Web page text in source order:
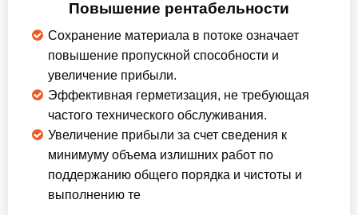
Повышение рентабельности
Сохранение материала в потоке означает
повышение пропускной способности и
увеличение прибыли.
Эффективная герметизация, не требующая
частого технического обслуживания.
Увеличение прибыли за счет сведения к
минимуму объема излишних работ по
поддержанию общего порядка и чистоты и
выполнению те